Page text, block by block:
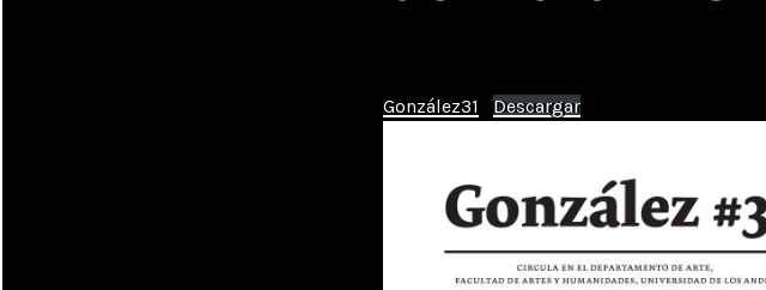
González31 Descargar